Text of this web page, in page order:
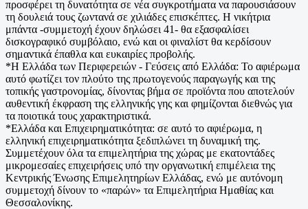
προσφέρει τη δυνατότητα σε νέα συγκροτήματα να παρουσιάσουν
τη δουλειά τους ζωντανά σε χιλιάδες επισκέπτες. Η νικήτρια
μπάντα -συμμετοχή έχουν δηλώσει 41- θα εξασφαλίσει
δισκογραφικό συμβόλαιο, ενώ και οι φιναλίστ θα κερδίσουν
σημαντικά έπαθλα και ευκαιρίες προβολής.
*Η Ελλάδα των Περιφερειών - Γεύσεις από Ελλάδα: Το αφιέρωμα
αυτό φωτίζει τον πλούτο της πρωτογενούς παραγωγής και της
τοπικής γαστρονομίας, δίνοντας βήμα σε προϊόντα που αποτελούν
αυθεντική έκφραση της ελληνικής γης και φημίζονται διεθνώς για
τα ποιοτικά τους χαρακτηριστικά.
*Ελλάδα και Επιχειρηματικότητα: σε αυτό το αφιέρωμα, η
ελληνική επιχειρηματικότητα ξεδιπλώνει τη δυναμική της.
Συμμετέχουν όλα τα επιμελητήρια της χώρας με εκατοντάδες
μικρομεσαίες επιχειρήσεις υπό την οργανωτική επιμέλεια της
Κεντρικής Ένωσης Επιμελητηρίων Ελλάδας, ενώ με αυτόνομη
συμμετοχή δίνουν το «παρών» τα Επιμελητήρια Ημαθίας και
Θεσσαλονίκης.